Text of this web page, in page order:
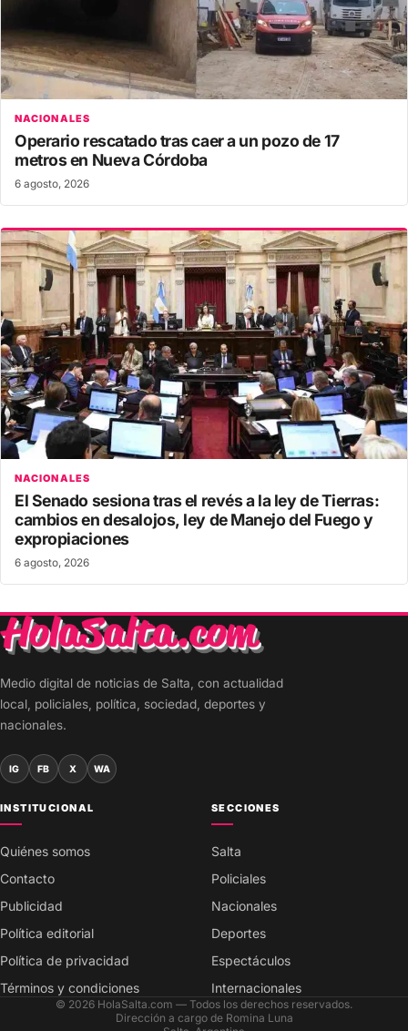
NACIONALES
Operario rescatado tras caer a un pozo de 17
metros en Nueva Córdoba
6 agosto, 2026
NACIONALES
El Senado sesiona tras el revés a la ley de Tierras:
cambios en desalojos, ley de Manejo del Fuego y
expropiaciones
6 agosto, 2026
Medio digital de noticias de Salta, con actualidad
local, policiales, política, sociedad, deportes y
nacionales.
IG FB X WA
INSTITUCIONAL
Quiénes somos
Contacto
Publicidad
Política editorial
Política de privacidad
Términos y condiciones
SECCIONES
Salta
Policiales
Nacionales
Deportes
Espectáculos
Internacionales
© 2026 HolaSalta.com — Todos los derechos reservados.
Dirección a cargo de Romina Luna